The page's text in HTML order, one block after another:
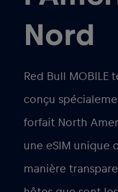
Nord
Red Bull MOBILE
conçu
forfait North
une eSIM unique
manière